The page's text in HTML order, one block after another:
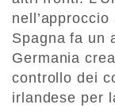
Spagna fa un
Germania
controllo dei
irlandese per